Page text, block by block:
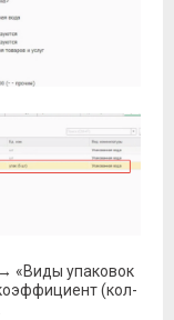
«Виды упаковок
(кол-